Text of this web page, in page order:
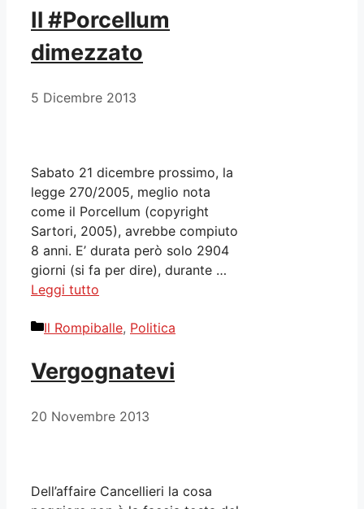
Il #Porcellum
dimezzato
5 Dicembre 2013
Sabato 21 dicembre prossimo, la
legge 270/2005, meglio nota
come il Porcellum (copyright
Sartori, 2005), avrebbe compiuto
8 anni. E’ durata però solo 2904
giorni (si fa per dire), durante …
Leggi tutto
Categorie
Il Rompiballe, Politica
Vergognatevi
20 Novembre 2013
Dell’affaire Cancellieri la cosa